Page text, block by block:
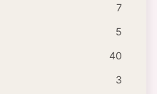
7
5
40
3